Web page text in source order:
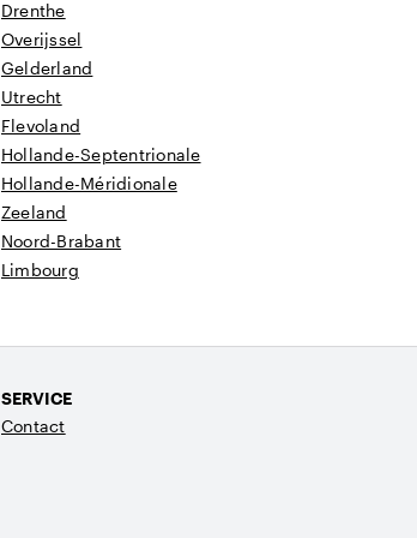
Drenthe
Overijssel
Gelderland
Utrecht
Flevoland
Hollande-Septentrionale
Hollande-Méridionale
Zeeland
Noord-Brabant
Limbourg
SERVICE
Contact